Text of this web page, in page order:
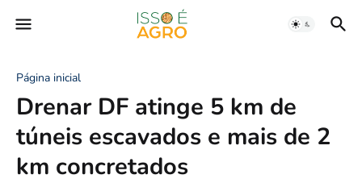
Página inicial
Drenar DF atinge 5 km de
túneis escavados e mais de 2
km concretados